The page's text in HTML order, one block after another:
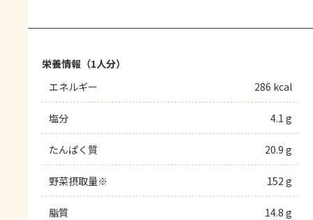
栄養情報（1人分）
エネルギー
286 kcal
塩分 4.1 g
たんぱく質 20.9 g
野菜摂取量※ 152 g
脂質 14.8 g